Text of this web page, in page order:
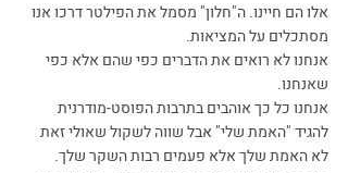
אלו הם חיינו. ה"חלון" מסמל את הפילטר דרכו אנו
מסתכלים על המציאות.
אנחנו לא רואים את הדברים כפי שהם אלא כפי
שאנחנו.
אנחנו כל כך אוהבים בתרבות הפוסט-מודרנית
להגיד "האמת שלי" אבל שווה לשקול שאולי זאת
לא האמת שלך אלא פעמים רבות השקר שלך.